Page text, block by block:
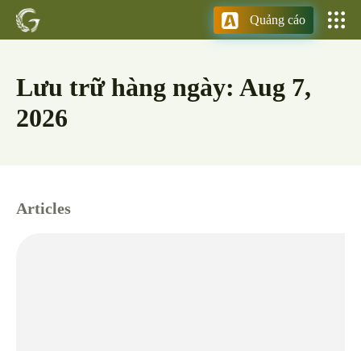
Quảng cáo
Lưu trữ hàng ngày: Aug 7,
2026
Articles